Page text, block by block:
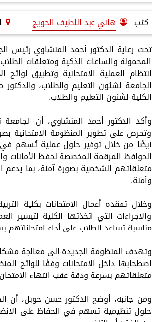
كتب هاني عبد اللطيف الحويج
تحت رعاية الدكتور أحمد المنشاوي رئيس
المحمولة والساعات الذكية ومتعلقات
انتظام العملية الامتحانية وتطبيق
الجامعة لشئون التعليم والطلاب،
الكلية لشئون التعليم والطلاب.
وأكد الدكتور أحمد المنشاوي، أن
وتحرص على تطوير المنظومة الامتحانية
أيضًا من خلال توفير حلول عملية تُسهم في
الحوافظ المرقمة المخصصة لحفظ الأمانات
متعلقاتهم الشخصية بصورة آمنة، بما يدعم
وآمنة.
وخلال تفقده أعمال الامتحانات بكلية
والإجراءات التي اتخذتها الكلية لتيسير
مناسبة تساعد الطلاب على أداء
وتهدف المنظومة الجديدة إلى معالجة
اصطحابها داخل الامتحانات وفقًا للوائح
متعلقاتهم بسرعة ودقة عقب انتهاء
ومن جانبه، أوضح الدكتور حسن حويل، أن
حلول تنظيمية تسهم في الحفاظ على